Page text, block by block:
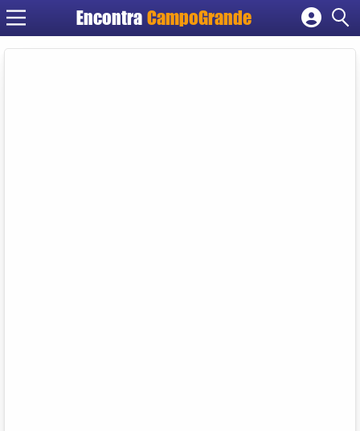
Encontra CampoGrande
Cadastrar empresa